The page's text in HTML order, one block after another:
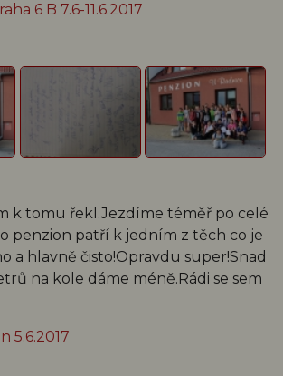
6 B 7.6-11.6.2017
k tomu řekl.Jezdíme téměř po celé
penzion patří k jedním z těch co je
a hlavně čisto!Opravdu super!Snad
na kole dáme méně.Rádi se sem
5.6.2017